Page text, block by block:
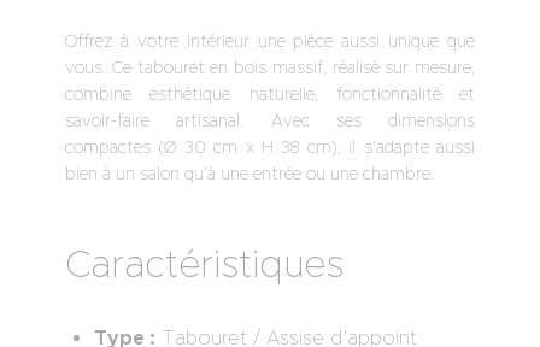
Offrez à votre intérieur une pièce aussi unique que
vous. Ce tabouret en bois massif, réalisé sur mesure,
combine esthétique naturelle, fonctionnalité et
savoir-faire artisanal. Avec ses dimensions
compactes (Ø 30 cm x H 38 cm), il s’adapte aussi
bien à un salon qu’à une entrée ou une chambre.
Caractéristiques
Type : Tabouret / Assise d’appoint